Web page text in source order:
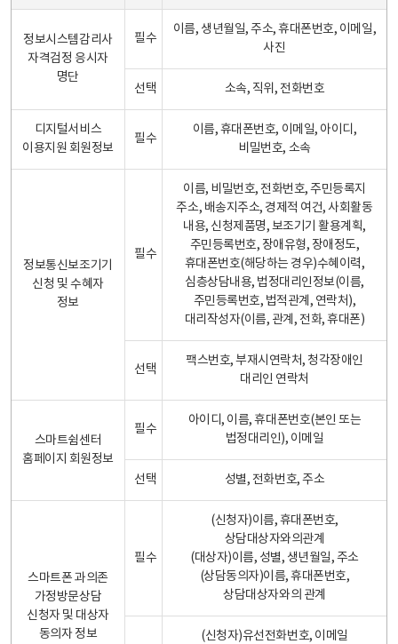
정보시스템감리사
자격검정 응시자
명단
필수
이름, 생년월일, 주소, 휴대폰번호, 이메일,
사진
선택 소속, 직위, 전화번호
디지털서비스
이용지원 회원정보
필수
이름, 휴대폰번호, 이메일, 아이디,
비밀번호, 소속
정보통신보조기기
신청 및 수혜자
정보
필수
이름, 비밀번호, 전화번호, 주민등록지
주소, 배송지주소, 경제적 여건, 사회활동
내용, 신청제품명, 보조기기 활용계획,
주민등록번호, 장애유형, 장애정도,
휴대폰번호(해당하는 경우)수혜이력,
심층상담내용, 법정대리인정보(이름,
주민등록번호, 법적관계, 연락처),
대리작성자(이름, 관계, 전화, 휴대폰)
선택
팩스번호, 부재시연락처, 청각장애인
대리인 연락처
스마트쉼센터
홈페이지 회원정보
필수
아이디, 이름, 휴대폰번호(본인 또는
법정대리인), 이메일
선택 성별, 전화번호, 주소
스마트폰 과의존
가정방문상담
신청자 및 대상자
동의자 정보
필수
(신청자)이름, 휴대폰번호,
상담대상자와의관계
(대상자)이름, 성별, 생년월일, 주소
(상담동의자)이름, 휴대폰번호,
상담대상자와의 관계
(신청자)유선전화번호, 이메일